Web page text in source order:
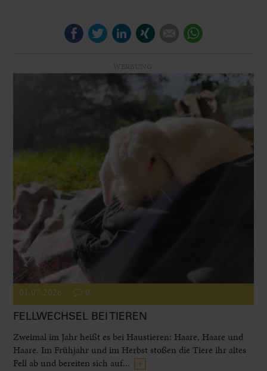
FacebookTwitterLinkedIn E-mail
01.07.2026 0
FELLWECHSEL BEI TIEREN
Zweimal im Jahr heißt es bei Haustieren: Haare, Haare und
Haare. Im Frühjahr und im Herbst stoßen die Tiere ihr altes
Fell ab und bereiten sich auf...